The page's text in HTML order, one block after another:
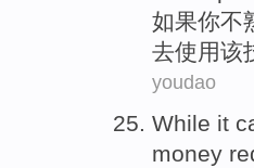
如果你不
去使用该
youdao
While it
money